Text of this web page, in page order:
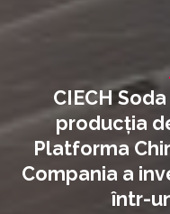
CIECH
producția
Platforma
Compania a
într-